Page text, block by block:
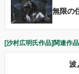
無限の
[沙村広明氏作品]関連作
波